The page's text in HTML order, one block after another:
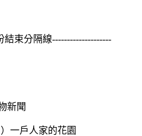
結束分隔線--------------------
新聞
一戶人家的花園